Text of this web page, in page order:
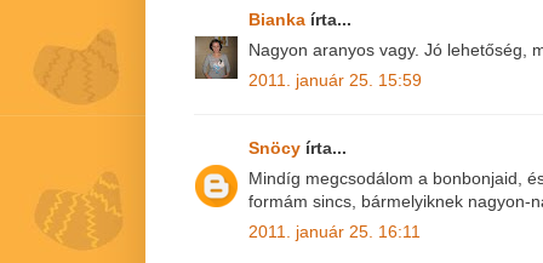
Bianka írta...
Nagyon aranyos vagy. Jó lehetőség,
2011. január 25. 15:59
Snöcy írta...
Mindíg megcsodálom a bonbonjaid,
formám sincs, bármelyiknek nagyon-
2011. január 25. 16:11